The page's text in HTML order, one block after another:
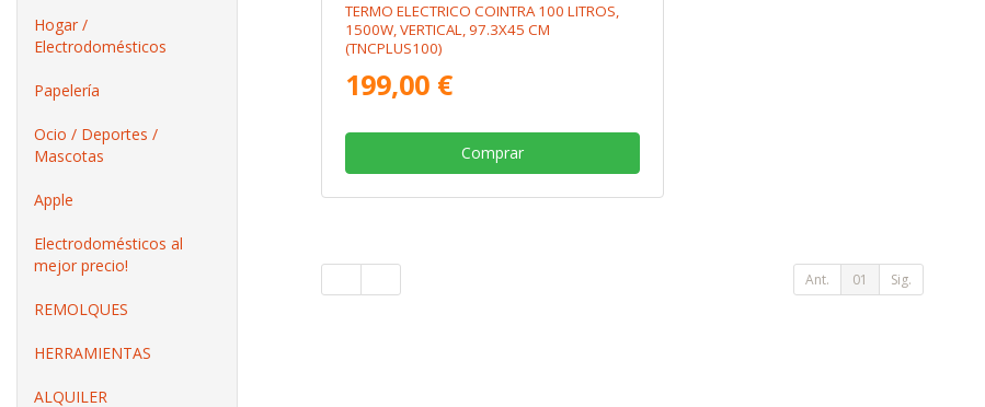
Hogar /
Electrodomésticos
Papelería
Ocio / Deportes /
Mascotas
Apple
Electrodomésticos al
mejor precio!
REMOLQUES
HERRAMIENTAS
ALQUILER
TERMO ELECTRICO COINTRA 100 LITROS,
1500W, VERTICAL, 97.3X45 CM
(TNCPLUS100)
199,00 €
Comprar
Ant. 01 Sig.